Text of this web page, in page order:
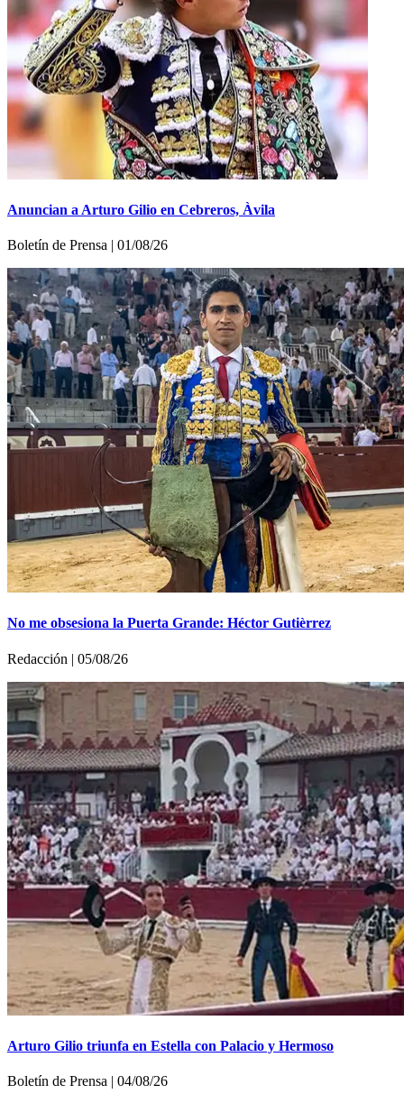
Anuncian a Arturo Gilio en Cebreros, Àvila
Boletí­n de Prensa | 01/08/26
No me obsesiona la Puerta Grande: Héctor Gutièrrez
Redacción | 05/08/26
Arturo Gilio triunfa en Estella con Palacio y Hermoso
Boletí­n de Prensa | 04/08/26